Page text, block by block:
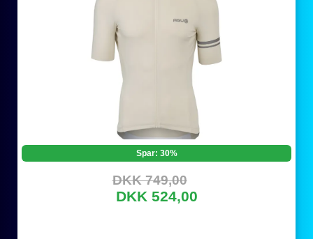
Spar: 30%
DKK 749,00
DKK 524,00